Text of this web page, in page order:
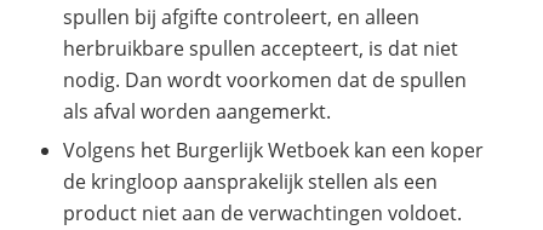
spullen bij afgifte controleert, en alleen
herbruikbare spullen accepteert, is dat niet
nodig. Dan wordt voorkomen dat de spullen
als afval worden aangemerkt.
Volgens het Burgerlijk Wetboek kan een koper
de kringloop aansprakelijk stellen als een
product niet aan de verwachtingen voldoet.